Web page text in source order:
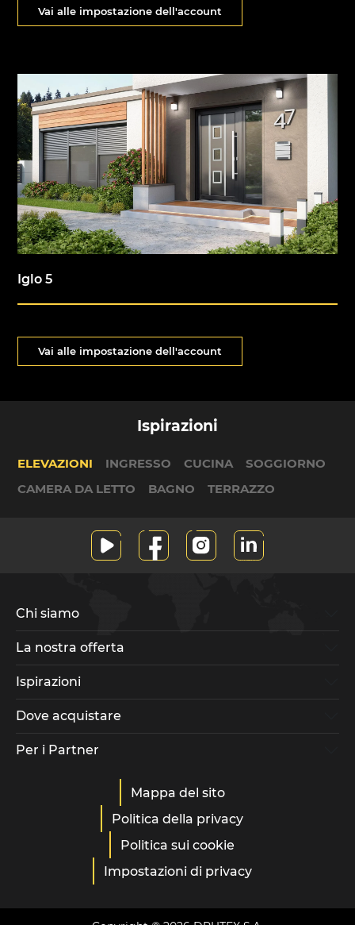
Vai alle impostazione dell'account
Iglo 5
Vai alle impostazione dell'account
Ispirazioni
ELEVAZIONI INGRESSO CUCINA
SOGGIORNO
CAMERA DA LETTO
BAGNO TERRAZZO
Chi siamo
La nostra offerta
Ispirazioni
Dove acquistare
Per i Partner
Mappa del sito
Politica della privacy
Politica sui cookie
Impostazioni di privacy